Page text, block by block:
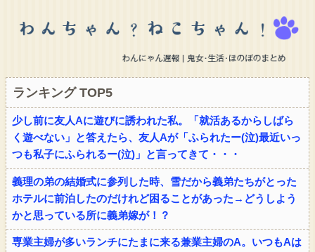
ランキング TOP5
少し前に友人Aに遊びに誘われた私。「就活あるからしばら
く遊べない」と答えたら、友人Aが「ふられたー(泣)最近いっ
つも私子にふられるー(泣)」と言ってきて・・・
義理の弟の結婚式に参列した時、雪だから義弟たちがとった
ホテルに前泊したのだけれど困ることがあった→どうしよう
かと思っている所に義弟嫁が！？
専業主婦が多いランチにたまに来る兼業主婦のA。いつもAは